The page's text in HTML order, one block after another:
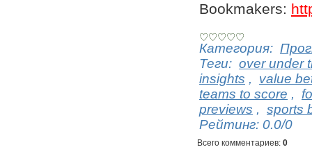
Bookmakers:
Категория:
Теги: over under
insights ,
value
teams to score ,
previews , sports
Рейтинг: 0.0/0
Всего комментариев: 0